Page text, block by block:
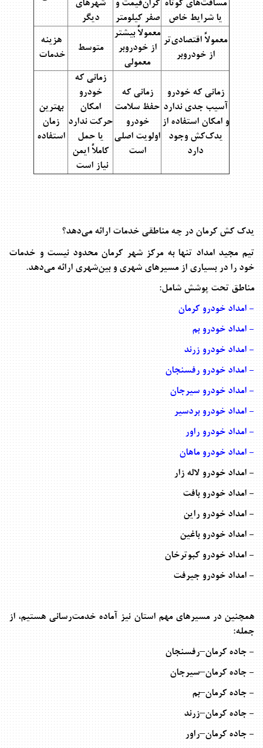
مسافت‌های کوتاه
یا شرایط خاص
گران‌قیمت و
صفر کیلومتر
شهرهای
دیگر
معمولاً اقتصادی‌تر
از خودروبر
معمولاً بیشتر
از خودروبر
معمولی
متوسط
هزینه
خدمات
زمانی که خودرو
آسیب جدی ندارد
و امکان استفاده از
یدک‌کش وجود
دارد
زمانی که
حفظ سلامت
خودرو
اولویت اصلی
است
زمانی که
خودرو
امکان
حرکت ندارد
یا حمل
کاملاً ایمن
نیاز است
بهترین
زمان
استفاده
یدک کش کرمان در چه مناطقی خدمات ارائه می‌دهد؟
تیم مجید امداد تنها به مرکز شهر کرمان محدود نیست و خدمات
خود را در بسیاری از مسیرهای شهری و بین‌شهری ارائه می‌دهد.
مناطق تحت پوشش شامل:
- امداد خودرو کرمان
-امداد خودرو بم
-امداد خودرو زرند
-امداد خودرو رفسنجان
-امداد خودرو سیرجان
-امداد خودرو بردسیر
-امداد خودرو راور
-امداد خودرو ماهان
- امداد خودرو لاله زار
- امداد خودرو بافت
- امداد خودرو راین
- امداد خودرو باغین
- امداد خودرو کبوترخان
- امداد خودرو جیرفت
همچنین در مسیرهای مهم استان نیز آماده خدمت‌رسانی هستیم، از
جمله:
- جاده کرمان–رفسنجان
- جاده کرمان–سیرجان
- جاده کرمان–بم
- جاده کرمان–زرند
- جاده کرمان–راور